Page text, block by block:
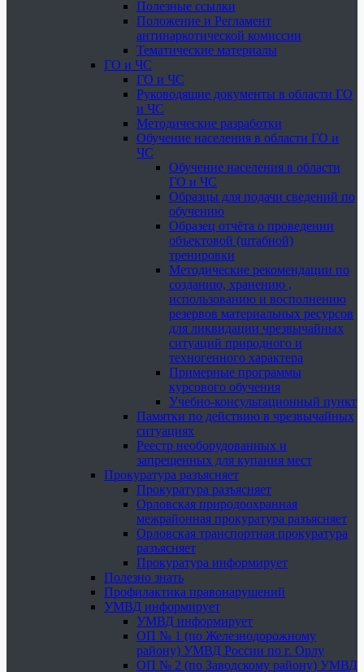
Полезные ссылки
Положение и Регламент
антинаркотической комиссии
Тематические материалы
ГО и ЧС
ГО и ЧС
Руководящие документы в области ГО
и ЧС
Методические разработки
Обучение населения в области ГО и
ЧС
Обучение населения в области
ГО и ЧС
Образцы для подачи сведений по
обучению
Образец отчёта о проведении
объектовой (штабной)
тренировки
Методические рекомендации по
созданию, хранению ,
использованию и восполнению
резервов материальных ресурсов
для ликвидации чрезвычайных
ситуаций природного и
техногенного характера
Примерные программы
курсового обучения
Учебно-консультационный пункт
Памятки по действию в чрезвычайных
ситуациях
Реестр необорудованных и
запрещенных для купания мест
Прокуратура разъясняет
Прокуратура разъясняет
Орловская природоохранная
межрайонная прокуратура разъясняет
Орловская транспортная прокуратура
разъясняет
Прокуратура информирует
Полезно знать
Профилактика правонарушений
УМВД информирует
УМВД информирует
ОП № 1 (по Железнодорожному
району) УМВД России по г. Орлу
ОП № 2 (по Заводскому району) УМВД